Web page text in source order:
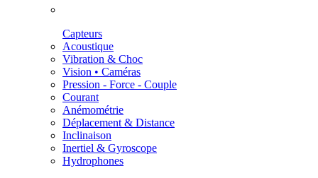
Capteurs
Acoustique
Vibration & Choc
Vision • Caméras
Pression - Force - Couple
Courant
Anémométrie
Déplacement & Distance
Inclinaison
Inertiel & Gyroscope
Hydrophones